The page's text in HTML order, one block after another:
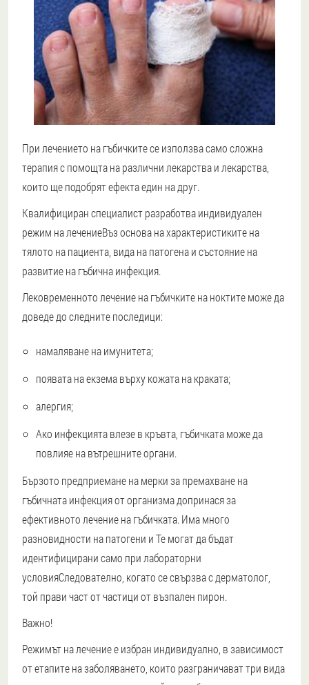
При лечението на гъбичките се използва само сложна
терапия с помощта на различни лекарства и лекарства,
които ще подобрят ефекта един на друг.
Квалифициран специалист разработва индивидуален
режим на лечениеВъз основа на характеристиките на
тялото на пациента, вида на патогена и състояние на
развитие на гъбична инфекция.
Лековременното лечение на гъбичките на ноктите може да
доведе до следните последици:
намаляване на имунитета;
появата на екзема върху кожата на краката;
алергия;
Ако инфекцията влезе в кръвта, гъбичката може да
повлияе на вътрешните органи.
Бързото предприемане на мерки за премахване на
гъбичната инфекция от организма допринася за
ефективното лечение на гъбичката. Има много
разновидности на патогени иТе могат да бъдат
идентифицирани само при лабораторни
условияСледователно, когато се свързва с дерматолог,
той прави част от частици от възпален пирон.
Важно!
Режимът на лечение е избран индивидуално, в зависимост
от етапите на заболяването, които разграничават три вида